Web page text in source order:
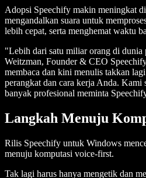
Adopsi Speechify makin meningkat
mengandalkan suara untuk
lebih cepat, serta menghemat waktu
"Lebih dari satu miliar orang di
Weitzman, Founder & CEO
membaca dan kini menulis takkan
perangkat dan cara kerja Anda. Kami
banyak profesional meminta
Langkah Menuju
Rilis Speechify untuk Windows
menuju komputasi voice-first.
Tak lagi harus hanya mengetik dan